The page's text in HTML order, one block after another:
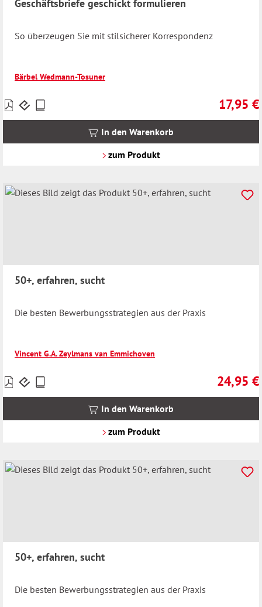
Geschäftsbriefe geschickt formulieren
So überzeugen Sie mit stilsicherer Korrespondenz
Bärbel Wedmann-Tosuner
17,95 €
Preise
inkl.
In den Warenkorb
zum Produkt
50+, erfahren, sucht
Die besten Bewerbungsstrategien aus der Praxis
Vincent G.A. Zeylmans van Emmichoven
24,95 €
Preise
inkl.
In den Warenkorb
zum Produkt
50+, erfahren, sucht
Die besten Bewerbungsstrategien aus der Praxis